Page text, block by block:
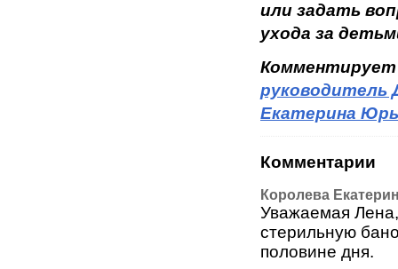
или задать
ухода за
руководитель
Екатерина
Комментарии
Королева
Уважаемая
стерильную
половине дня.